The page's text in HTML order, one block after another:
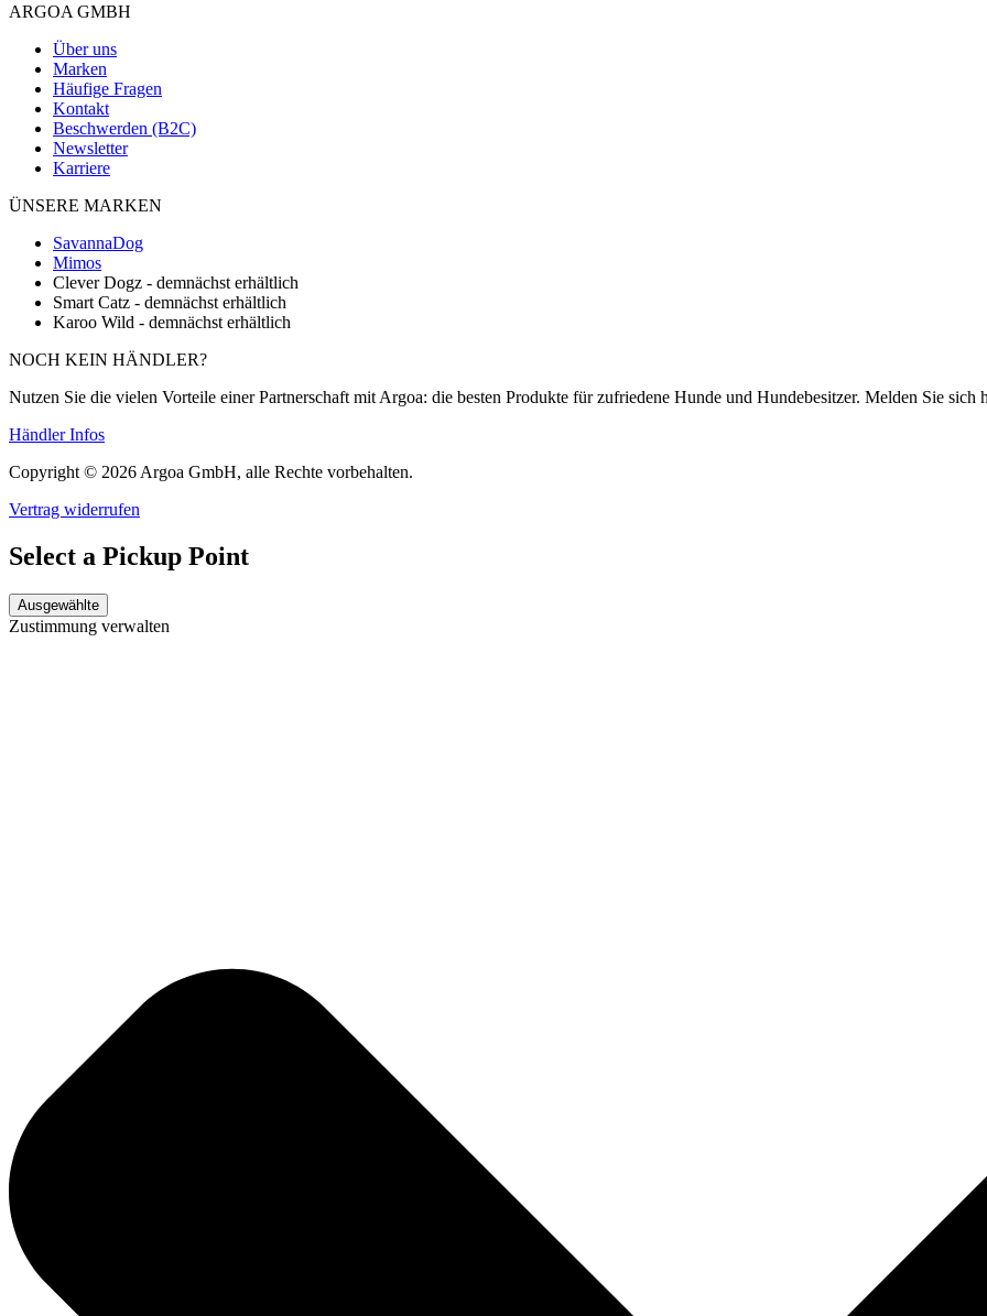
ARGOA GMBH
Über uns
Marken
Häufige Fragen
Kontakt
Beschwerden (B2C)
Newsletter
Karriere
ÜNSERE MARKEN
SavannaDog
Mimos
Clever Dogz - demnächst erhältlich
Smart Catz - demnächst erhältlich
Karoo Wild - demnächst erhältlich
NOCH KEIN HÄNDLER?
Nutzen Sie die vielen Vorteile einer Partnerschaft mit Argoa: die besten Produkte für zufriedene Hunde und Hundebesitzer. Melden Sie sich
Händler Infos
Copyright © 2026 Argoa GmbH, alle Rechte vorbehalten.
Vertrag widerrufen
Select a Pickup Point
Ausgewählte
Zustimmung verwalten